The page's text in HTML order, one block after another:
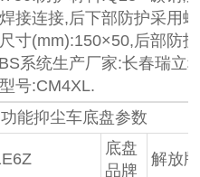
接连接,后下部防护采用
寸(mm):150×50,后部防
系统生产厂家:长春瑞立
号:CM4XL.
能抑尘车底盘参数
底盘
品牌
解放牌